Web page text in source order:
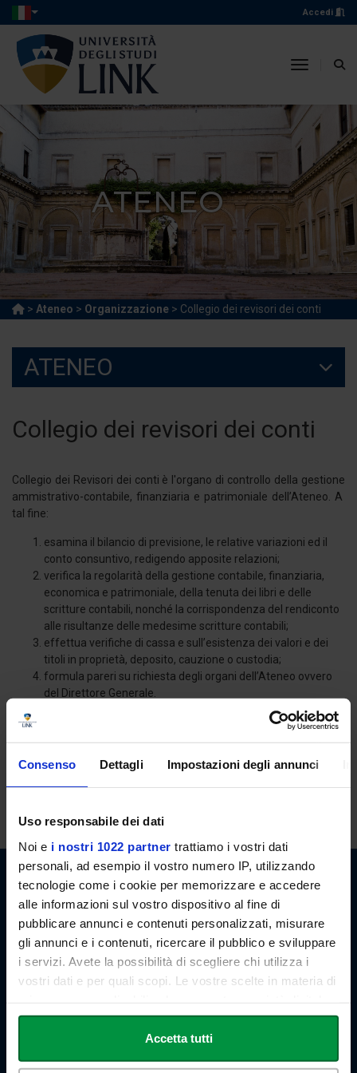
Consenso Dettagli Impostazioni degli annunci
Uso responsabile dei dati
Noi e i nostri 1022 partner trattiamo i vostri dati
personali, ad esempio il vostro numero IP, utilizzando
tecnologie come i cookie per memorizzare e accedere
alle informazioni sul vostro dispositivo al fine di
pubblicare annunci e contenuti personalizzati, misurare
gli annunci e i contenuti, ricercare il pubblico e sviluppare
i servizi. Avete la possibilità di scegliere chi utilizza i
vostri dati e per quali scopi. Le vostre scelte in materia di
in cui avete effettuato le vostre scelte. È possibile
modificare o revocare il proprio consenso in qualsiasi
momento dalla Dichiarazione sui cookie o facendo clic
Accetta tutti
Accedi
toggle
ATENEO
> Ateneo > Organizzazione > Collegio dei revisori dei conti
ATENEO
Collegio dei revisori dei conti
Collegio dei Revisori dei conti è l'organo di controllo della gestione
ammistrativo-contabile, finanziaria e patrimoniale dell’Ateneo. A
tal fine:
esamina il bilancio di previsione, le relative variazioni ed il
conto consuntivo, redigendo apposite relazioni;
verifica la regolarità della gestione contabile, finanziaria,
economica e patrimoniale, della tenuta dei libri e delle
scritture contabili, nonché la corrispondenza del rendiconto
alle risultanze delle medesime scritture contabili;
effettua verifiche di cassa e sull’esistenza dei valori e dei
titoli in proprietà, deposito, cauzione o custodia;
formula pareri su richiesta degli organi dell’Ateneo ovvero
del Direttore Generale.
I componenti del collegio dei Revisori dei conti sono:
Claudio Livraghi
Luigi Zingone
Link Campus University
00165 Roma - Italia
Email:info@unilink.it
+39 06 3400 6000